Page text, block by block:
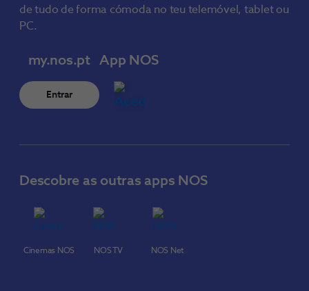
de tudo de forma cómoda no teu telemóvel, tablet ou
PC.
my.nos.pt
Entrar
App NOS
Descobre as outras apps NOS
Cinemas NOS NOS TV NOS Net